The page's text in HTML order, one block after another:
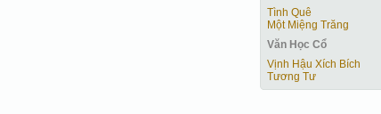
Tình Quê
Một Miệng Trăng
Văn Học Cổ
Vịnh Hậu Xích Bích
Tương Tư